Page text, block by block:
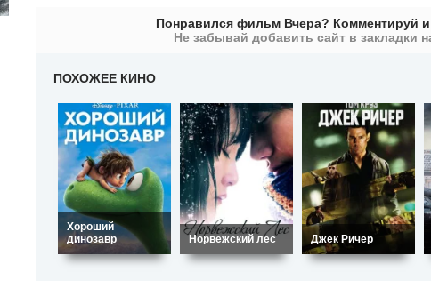
Понравился фильм Вчера? Комментируй
Не забывай добавить сайт в закладки
ПОХОЖЕЕ КИНО
Хороший
динозавр
Норвежский лес Джек Ричер